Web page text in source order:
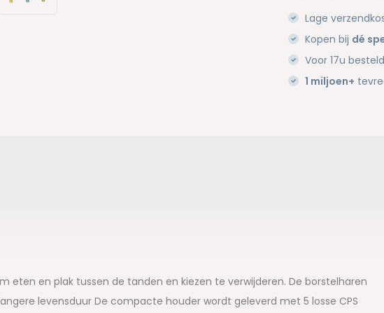
Lage
Kopen bij dé
Voor 17u
1 miljoen+
eten en plak tussen de tanden en kiezen te verwijderen. De borstelharen
levensduur De compacte houder wordt geleverd met 5 losse CPS